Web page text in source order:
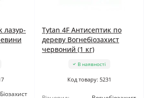
лазур-
Біозахист
Tytan 4F Антисептик по
дереву Вогнебіозахист
червоний (1 кг)
В наявності
Код товару: 5231